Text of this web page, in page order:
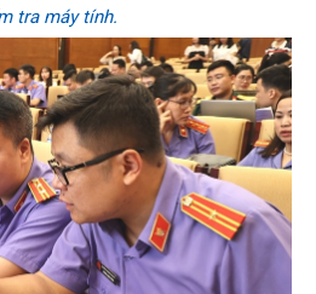
tra máy tính.